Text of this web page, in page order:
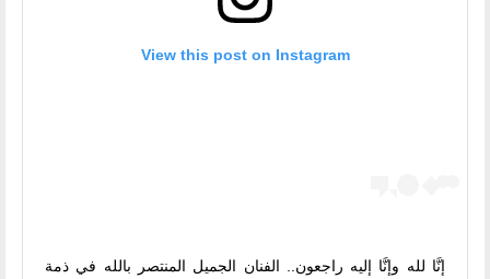
View this post on Instagram
إنَّا لله وإنَّا إليه راجعون.. الفنان الجميل المنتصر بالله في ذمة